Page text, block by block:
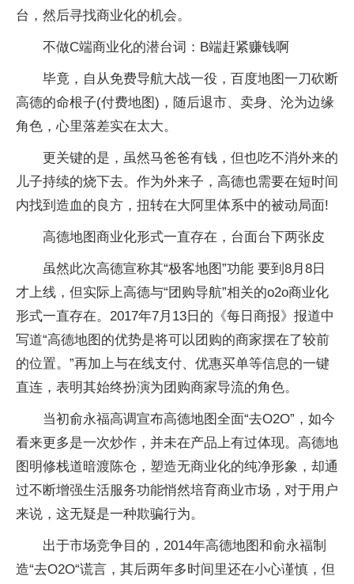
台，然后寻找商业化的机会。
不做C端商业化的潜台词：B端赶紧赚钱啊
毕竟，自从免费导航大战一役，百度地图一刀砍断
高德的命根子(付费地图)，随后退市、卖身、沦为边缘
角色，心里落差实在太大。
更关键的是，虽然马爸爸有钱，但也吃不消外来的
儿子持续的烧下去。作为外来子，高德也需要在短时间
内找到造血的良方，扭转在大阿里体系中的被动局面!
高德地图商业化形式一直存在，台面台下两张皮
虽然此次高德宣称其“极客地图”功能 要到8月8日
才上线，但实际上高德与“团购导航”相关的o2o商业化
形式一直存在。2017年7月13日的《每日商报》报道中
写道“高德地图的优势是将可以团购的商家摆在了较前
的位置。”再加上与在线支付、优惠买单等信息的一键
直连，表明其始终扮演为团购商家导流的角色。
当初俞永福高调宣布高德地图全面“去O2O”，如今
看来更多是一次炒作，并未在产品上有过体现。高德地
图明修栈道暗渡陈仓，塑造无商业化的纯净形象，却通
过不断增强生活服务功能悄然培育商业市场，对于用户
来说，这无疑是一种欺骗行为。
出于市场竞争目的，2014年高德地图和俞永福制
造“去O2O“谎言，其后两年多时间里还在小心谨慎，但